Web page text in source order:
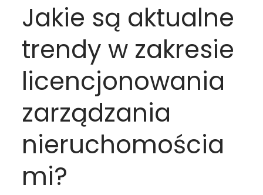
Jakie są aktualne
trendy w zakresie
licencjonowania
zarządzania
nieruchomościa
mi?